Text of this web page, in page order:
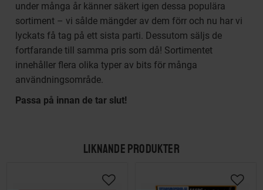
under många år känner säkert igen dessa populära
sortiment – vi sålde mängder av dem förr och nu har vi
lyckats få tag på ett sista parti. Dessutom säljs de
fortfarande till samma pris som då! Sortimentet
innehåller flera olika typer av bits för många
användningsområde.
Passa på innan de tar slut!
LIKNANDE PRODUKTER